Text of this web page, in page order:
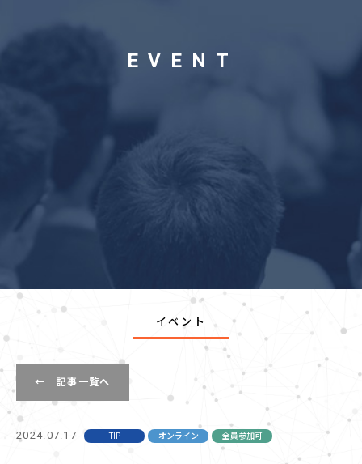
EVENT
イベント
← 記事一覧へ
2024.07.17 TIP オンライン 全員参加可